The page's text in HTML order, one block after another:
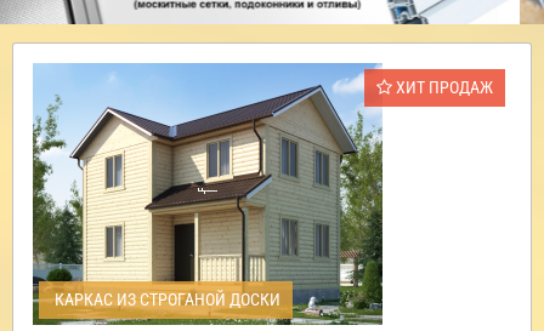
ХИТ ПРОДАЖ
КАРКАС ИЗ СТРОГАНОЙ ДОСКИ